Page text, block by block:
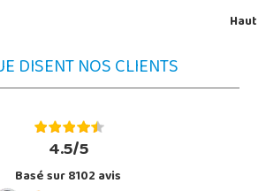
Haut
DISENT NOS CLIENTS
4.5/5
Basé sur 8102 avis